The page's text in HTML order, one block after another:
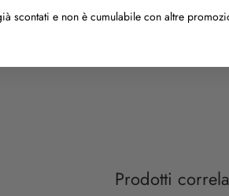
un abito non è facile.
della taglia, siamo a tua
Prodotti
scontati e non è cumulabile con altre